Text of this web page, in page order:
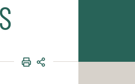
IMPRIMER
PARTAGER